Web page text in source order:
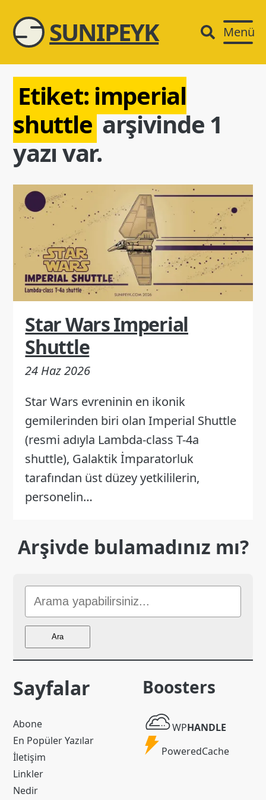
SUNIPEYK Menü
Etiket: imperial
shuttlearşivinde 1
yazı var.
Star Wars Imperial
Shuttle
24 Haz 2026
Star Wars evreninin en ikonik
gemilerinden biri olan Imperial Shuttle
(resmi adıyla Lambda-class T-4a
shuttle), Galaktik İmparatorluk
tarafından üst düzey yetkililerin,
personelin…
Arşivde bulamadınız mı?
Sitede
Ara
Ara
Sayfalar
Abone
En Popüler Yazılar
İletişim
Linkler
Nedir
Boosters
WP
Handle
WPHANDLE
Powered
PoweredCache